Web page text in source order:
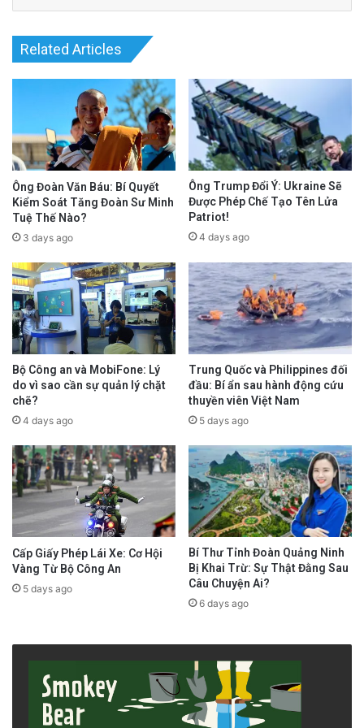
reports of Thai’s enforced disappearance had
undermined the integrity of his legal case.
advertisement
“We wish to express serious concern about Mr.
Thai’s reported enforced disappearance and
rendition, which we fear might have been
directly related to his legitimate work as an
independent journalist and human rights
defender, and to the exercise of his right to
freedom of opinion and expression,” the letter
reads.
Thai disappeared in April 2023 in what his
Vietnamese custody.
Related Articles
Ông Đoàn Văn Báu: Bí Quyết
Kiểm Soát Tăng Đoàn Sư Minh
Tuệ Thế Nào?
3 days ago
Ông Trump Đổi Ý: Ukraine Sẽ
Được Phép Chế Tạo Tên Lửa
Patriot!
4 days ago
Bộ Công an và MobiFone: Lý
do vì sao cần sự quản lý chặt
chẽ?
4 days ago
Trung Quốc và Philippines đối
đầu: Bí ẩn sau hành động cứu
thuyền viên Việt Nam
5 days ago
Cấp Giấy Phép Lái Xe: Cơ Hội
Vàng Từ Bộ Công An
5 days ago
Bí Thư Tỉnh Đoàn Quảng Ninh
Bị Khai Trừ: Sự Thật Đằng Sau
Câu Chuyện Ai?
6 days ago